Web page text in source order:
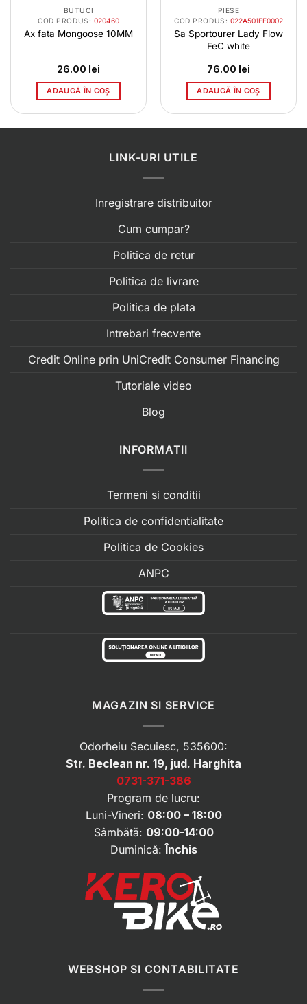
BUTUCI
COD PRODUS: 020460
Ax fata Mongoose 10MM
26.00 lei
ADAUGĂ ÎN COȘ
PIESE
COD PRODUS: 022A501EE0002
Sa Sportourer Lady Flow
FeC white
76.00 lei
ADAUGĂ ÎN COȘ
LINK-URI UTILE
Inregistrare distribuitor
Cum cumpar?
Politica de retur
Politica de livrare
Politica de plata
Intrebari frecvente
Credit Online prin UniCredit Consumer Financing
Tutoriale video
Blog
INFORMATII
Termeni si conditii
Politica de confidentialitate
Politica de Cookies
ANPC
MAGAZIN SI SERVICE
Odorheiu Secuiesc, 535600:
Str. Beclean nr. 19, jud. Harghita
0731-371-386
Program de lucru:
Luni-Vineri: 08:00 – 18:00
Sâmbătă: 09:00-14:00
Duminică: Închis
WEBSHOP SI CONTABILITATE